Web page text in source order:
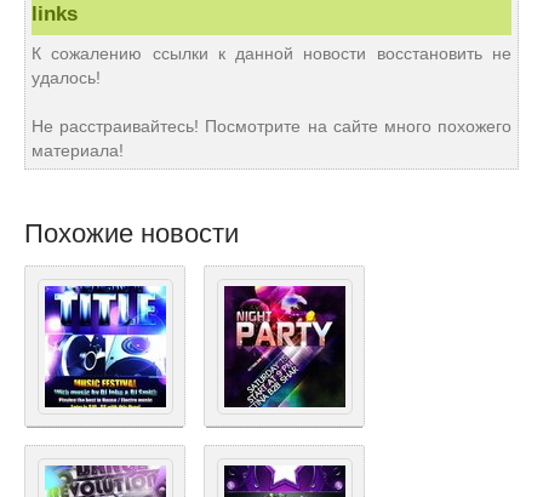
links
К сожалению ссылки к данной новости восстановить не
удалось!
Не расстраивайтесь! Посмотрите на сайте много похожего
материала!
Похожие новости